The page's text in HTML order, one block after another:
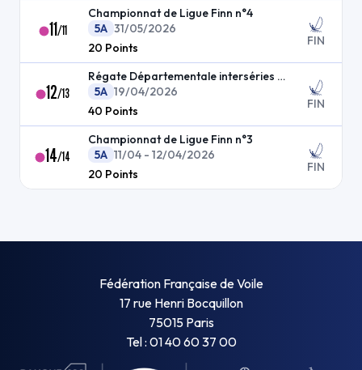
11/11
Championnat de Ligue Finn n°4
5A 31/05/2026
20 Points FIN
12/13
Régate Départementale interséries dériveur
5A 19/04/2026
40 Points FIN
14/14
Championnat de Ligue Finn n°3
5A 11/04 - 12/04/2026
20 Points FIN
Fédération Française de Voile
17 rue Henri Bocquillon
75015 Paris
Tel : 01 40 60 37 00